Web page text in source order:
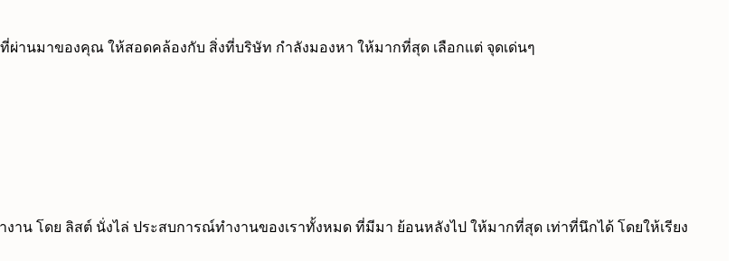
ผ่านมาของคุณ ให้สอดคล้องกับ สิ่งที่บริษัท กำลังมองหา ให้มากที่สุด เลือกแต่ จุดเด่นๆ
น โดย ลิสต์ นั่งไล่ ประสบการณ์ทำงานของเราทั้งหมด ที่มีมา ย้อนหลังไป ให้มากที่สุด เท่าที่นึกได้ โดยให้เรียง